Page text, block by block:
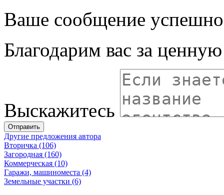
Ваше сообщение успешно
Благодарим вас за
Выскажитесь
Отправить
Другие предложения автора
Вторичка (106)
Загородная (160)
Коммерческая (10)
Гаражи, машиноместа (4)
Земельные участки (6)